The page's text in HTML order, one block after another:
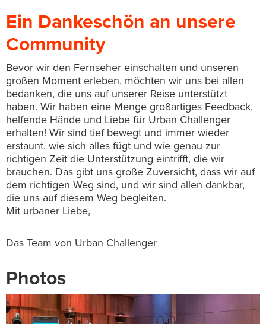
Ein Dankeschön an unsere
Community
Bevor wir den Fernseher einschalten und unseren
großen Moment erleben, möchten wir uns bei allen
bedanken, die uns auf unserer Reise unterstützt
haben. Wir haben eine Menge großartiges Feedback,
helfende Hände und Liebe für Urban Challenger
erhalten! Wir sind tief bewegt und immer wieder
erstaunt, wie sich alles fügt und wie genau zur
richtigen Zeit die Unterstützung eintrifft, die wir
brauchen. Das gibt uns große Zuversicht, dass wir auf
dem richtigen Weg sind, und wir sind allen dankbar,
die uns auf diesem Weg begleiten.
Mit urbaner Liebe,
Das Team von Urban Challenger
Photos